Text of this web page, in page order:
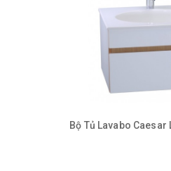
Bộ Tủ Lavabo Caesar